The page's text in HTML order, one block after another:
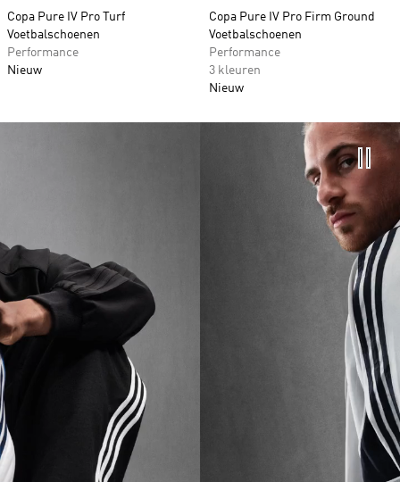
Copa Pure IV Pro Turf
Voetbalschoenen
Performance
Nieuw
Copa Pure IV Pro Firm Ground
Voetbalschoenen
Performance
3 kleuren
Nieuw